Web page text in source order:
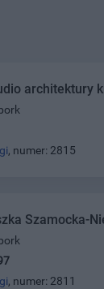
architektury
, numer: 2815
Szamocka-
, numer: 2811